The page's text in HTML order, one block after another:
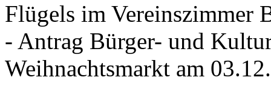
Flügels im Vereinszimmer
- Antrag Bürger- und
Weihnachtsmarkt am